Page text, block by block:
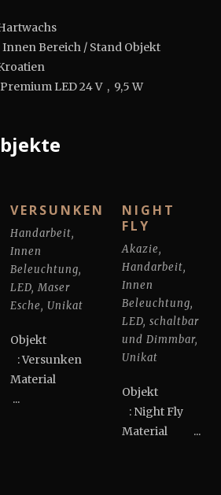
Bereich / Stand Objekt
LED 24 V , 9,5 W
VERSUNKEN
Handarbeit,
Innen
Beleuchtung,
LED, Maser
Esche, Unikat
Objekt
: Versunken
Material
...
NIGHT
FLY
Akazie,
Handarbeit,
Innen
Beleuchtung,
LED, schaltbar
und Dimmbar,
Unikat
Objekt
: Night Fly
Material ...